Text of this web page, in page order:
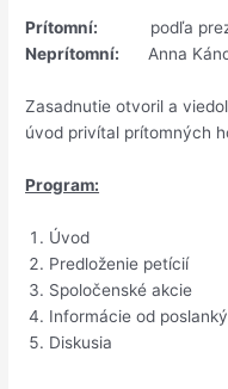
Prítomní: podľa
Neprítomní: Anna
Zasadnutie otvoril a
úvod privítal prítomných
Program:
Úvod
Predloženie petícií
Spoločenské akcie
Informácie od
Diskusia